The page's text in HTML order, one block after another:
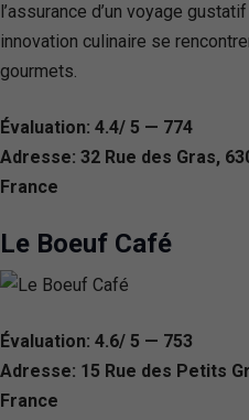
l’assurance d’un voyage
innovation culinaire se
gourmets.
Évaluation: 4.4/ 5 — 774
Adresse: 32 Rue des Gras,
France
Le Boeuf Café
Évaluation: 4.6/ 5 — 753
Adresse: 15 Rue des Petits
France